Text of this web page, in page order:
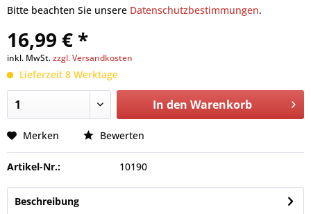
Bitte beachten Sie unsere Datenschutzbestimmungen.
16,99 € *
inkl. MwSt.zzgl. Versandkosten
Lieferzeit 8 Werktage
In den Warenkorb
Merken Bewerten
Artikel-Nr.: 10190
Beschreibung